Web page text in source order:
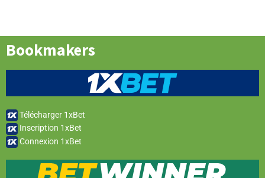
Bookmakers
Télécharger 1xBet
Inscription 1xBet
Connexion 1xBet